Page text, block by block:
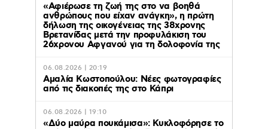
«Αφιέρωσε τη ζωή της στο να βοηθά
ανθρώπους που είχαν ανάγκη», η πρώτη
δήλωση της οικογένειας της 38χρονης
Βρετανίδας μετά την προφυλάκιση του
26χρονου Αφγανού για τη δολοφονία της
06.08.2026 | 20:19
Αμαλία Κωστοπούλου: Νέες φωτογραφίες
από τις διακοπές της στο Κάπρι
06.08.2026 | 19:10
«Δύο μαύρα πουκάμισα»: Κυκλοφόρησε το